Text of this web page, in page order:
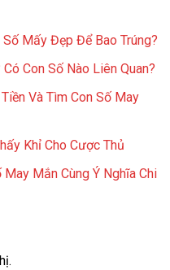
Số Mấy Đẹp Để Bao Trúng?
Con Số Nào Liên Quan?
Và Tìm Con Số May
Khỉ Cho Cược Thủ
Mắn Cùng Ý Nghĩa Chi